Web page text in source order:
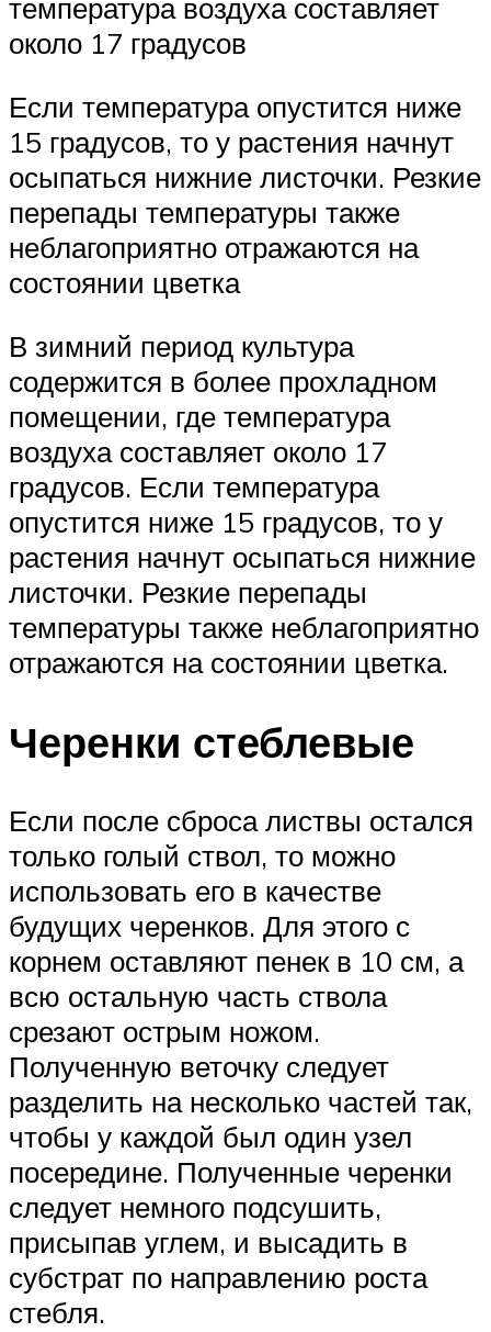
температура воздуха составляет
около 17 градусов
Если температура опустится ниже
15 градусов, то у растения начнут
осыпаться нижние листочки. Резкие
перепады температуры также
неблагоприятно отражаются на
состоянии цветка
В зимний период культура
содержится в более прохладном
помещении, где температура
воздуха составляет около 17
градусов. Если температура
опустится ниже 15 градусов, то у
растения начнут осыпаться нижние
листочки. Резкие перепады
температуры также неблагоприятно
отражаются на состоянии цветка.
Черенки стеблевые
Если после сброса листвы остался
только голый ствол, то можно
использовать его в качестве
будущих черенков. Для этого с
корнем оставляют пенек в 10 см, а
всю остальную часть ствола
срезают острым ножом.
Полученную веточку следует
разделить на несколько частей так,
чтобы у каждой был один узел
посередине. Полученные черенки
следует немного подсушить,
присыпав углем, и высадить в
субстрат по направлению роста
стебля.